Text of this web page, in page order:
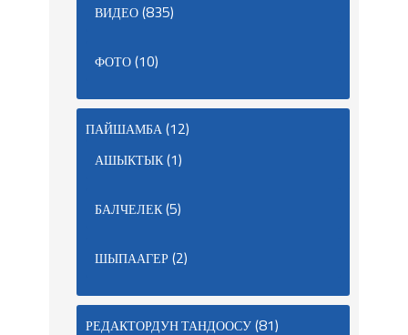
ВИДЕО(835)
ФОТО(10)
ПАЙШАМБА(12)
АШЫКТЫК(1)
БАЛЧЕЛЕК(5)
ШЫПААГЕР(2)
РЕДАКТОРДУН ТАНДООСУ(81)